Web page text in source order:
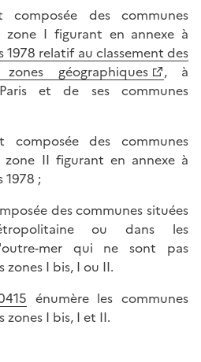
des communes
I figurant en annexe à
1978 relatif au classement des
géographiques
, à
et de ses communes
des communes
II figurant en annexe à
1978 ;
des communes situées
ou dans les
mer qui ne sont pas
zones I bis, I ou II.
énumère les communes
zones I bis, I et II.